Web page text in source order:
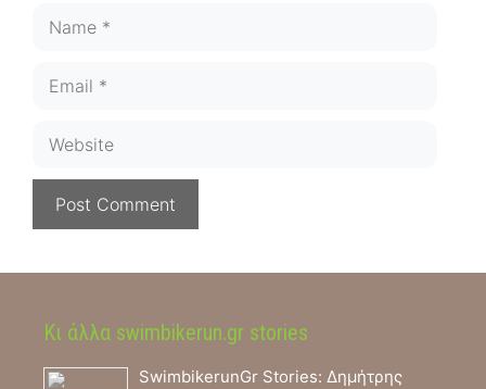
Κι άλλα swimbikerun.gr stories
SwimbikerunGr Stories: Δημήτρης